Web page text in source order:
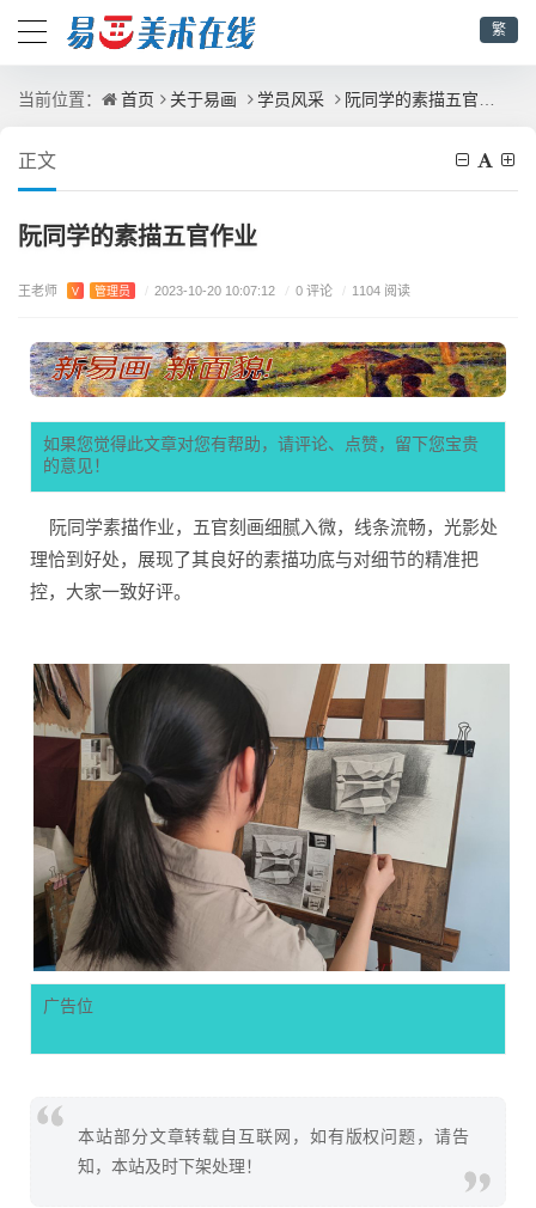
繁
当前位置： 首页 关于易画 学员风采 阮同学的素描五官作业
正文
阮同学的素描五官作业
王老师 V 管理员 / 2023-10-20 10:07:12 / 0 评论 / 1104 阅读
如果您觉得此文章对您有帮助，请评论、点赞，留下您宝贵
的意见！
阮同学素描作业，五官刻画细腻入微，线条流畅，光影处
理恰到好处，展现了其良好的素描功底与对细节的精准把
控，大家一致好评。
广告位
本站部分文章转载自互联网，如有版权问题，请告
知，本站及时下架处理！